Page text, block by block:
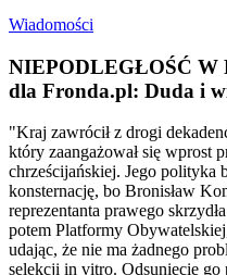
Wiadomości
NIEPODLEGŁOŚĆ W
dla Fronda.pl: Duda i
"Kraj zawrócił z drogi
który zaangażował się wprost
chrześcijańskiej. Jego polityka
konsternację, bo Bronisław
reprezentanta prawego
potem Platformy
udając, że nie ma żadnego
selekcji in vitro. Odsunięcie go